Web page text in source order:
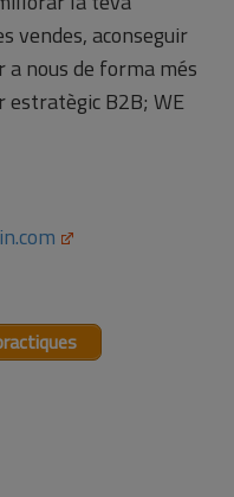
vendes, aconseguir
nous de forma més
estratègic B2B; WE